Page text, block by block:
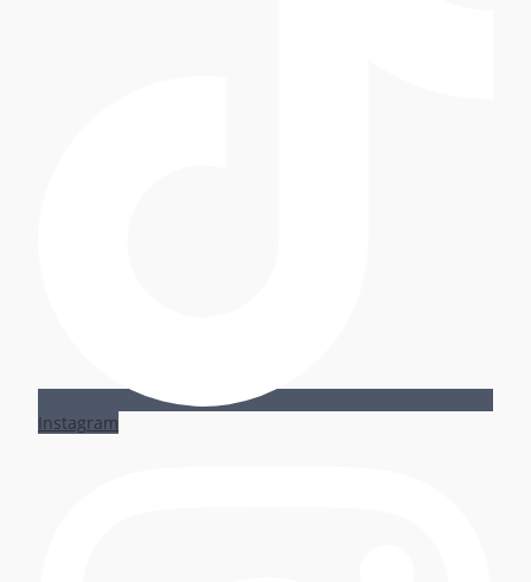
Instagram